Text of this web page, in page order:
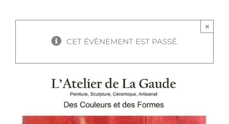
CET ÉVÈNEMENT EST PASSÉ.
×